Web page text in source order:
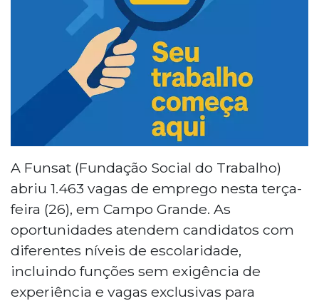
A Funsat (Fundação Social do Trabalho)
abriu 1.463 vagas de emprego nesta terça-
feira (26), em Campo Grande. As
oportunidades atendem candidatos com
diferentes níveis de escolaridade,
incluindo funções sem exigência de
experiência e vagas exclusivas para